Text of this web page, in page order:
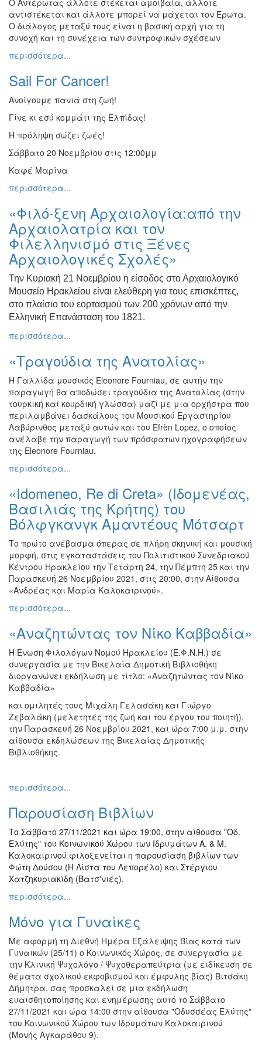
αντιστέκεται και άλλοτε μπορεί να μάχεται τον Έρωτα.
Ο διάλογος μεταξύ τους είναι η βασική αρχή για τη
συνοχή και τη συνέχεια των συντροφικών σχέσεων
περισσότερα...
Sail For Cancer!
Ανοίγουμε πανιά στη ζωή!
Γίνε κι εσύ κομμάτι της Ελπίδας!
Η πρόληψη σώζει ζωές!
Σάββατο 20 Νοεμβρίου στις 12:00μμ
Καφέ Μαρίνα
περισσότερα...
«Φιλό-ξενη Αρχαιολογία:από την
Αρχαιολατρία και τον
Φιλελληνισμό στις Ξένες
Αρχαιολογικές Σχολές»
Την Κυριακή 21 Νοεμβρίου η είσοδος στο Αρχαιολογικό
Μουσείο Ηρακλείου είναι ελεύθερη για τους επισκέπτες,
στο πλαίσιο του εορτασμού των 200 χρόνων από την
Ελληνική Επανάσταση του 1821.
περισσότερα...
«Τραγούδια της Ανατολίας»
Η Γαλλίδα μουσικός Eleonore Fourniau, σε αυτήν την
παραγωγή θα αποδώσει τραγούδια της Ανατολίας (στην
τουρκική και κουρδική γλώσσα) μαζί με μια ορχήστρα που
περιλαμβάνει δασκάλους του Μουσικού Εργαστηρίου
Λαβύρινθος μεταξύ αυτών και του Efrèn Lopez, ο οποίος
ανέλαβε την παραγωγή των πρόσφατων ηχογραφήσεων
της Eleonore Fourniau.
περισσότερα...
«Idomeneo, Re di Creta» (Ιδομενέας,
Bασιλιάς της Κρήτης) του
Βόλφγκανγκ Αμαντέους Μότσαρτ
Το πρώτο ανέβασμα όπερας σε πλήρη σκηνική και μουσική
μορφή, στις εγκαταστάσεις του Πολιτιστικού Συνεδριακού
Κέντρου Ηρακλείου την Τετάρτη 24, την Πέμπτη 25 και την
Παρασκευή 26 Νοεμβρίου 2021, στις 20:00, στην Αίθουσα
«Ανδρέας και Μαρία Καλοκαιρινού».
περισσότερα...
«Αναζητώντας τον Νίκο Καββαδία»
Η Ένωση Φιλολόγων Νομού Ηρακλείου (Ε.Φ.Ν.Η.) σε
συνεργασία με την Βικελαία Δημοτική Βιβλιοθήκη
διοργανώνει εκδήλωση με τίτλο: «Αναζητώντας τον Νίκο
Καββαδία»
και ομιλητές τους Μιχάλη Γελασάκη και Γιώργο
Ζεβαλάκη (μελετητές της ζωή και του έργου του ποιητή),
την Παρασκευή 26 Νοεμβρίου 2021, και ώρα 7:00 μ.μ. στην
αίθουσα εκδηλώσεων της Βικελαίας Δημοτικής
Βιβλιοθήκης.
περισσότερα...
Παρουσίαση Bιβλίων
Το Σάββατο 27/11/2021 και ώρα 19:00, στην αίθουσα "Οδ.
Ελύτης" του Κοινωνικού Χώρου των Ιδρυμάτων Α. & Μ.
Καλοκαιρινού φιλοξενείται η παρουσίαση βιβλίων των
Φώτη Δούσου (Η Λίστα του Λεπορέλο) και Στέργιου
Χατζηκυριακίδη (Βατσ'νιές).
περισσότερα...
Μόνο για Γυναίκες
Με αφορμή τη Διεθνή Ημέρα Εξάλειψης Βίας κατά των
Γυναικών (25/11) ο Κοινωνικός Χώρος, σε συνεργασία με
την Κλινική Ψυχολόγο / Ψυχοθεραπεύτρια (με ειδίκευση σε
θέματα σχολικού εκφοβισμού και έμφυλης βίας) Βιτσάκη
Δήμητρα, σας προσκαλεί σε μια εκδήλωση
ευαισθητοποίησης και ενημέρωσης αυτό το Σάββατο
27/11/2021 και ώρα 14:00 στην αίθουσα "Οδυσσέας Ελύτης"
του Κοινωνικού Χώρου των Ιδρυμάτων Καλοκαιρινού
(Μονής Αγκαράθου 9).